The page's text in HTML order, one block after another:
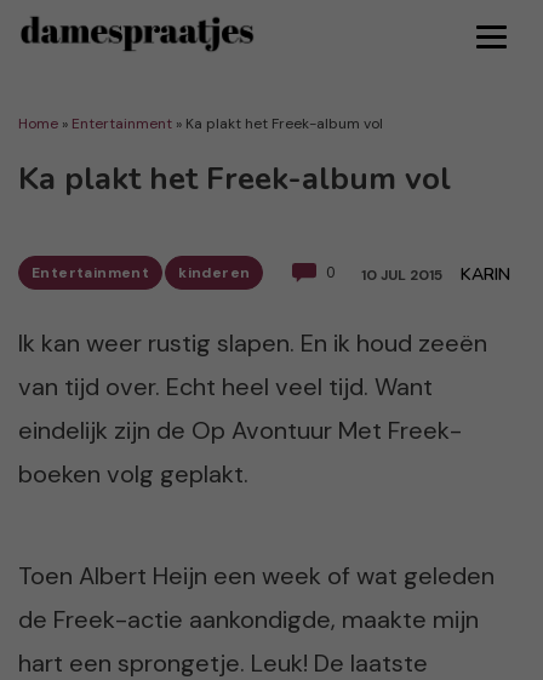
Home » Entertainment » Ka plakt het Freek-album vol
Ka plakt het Freek-album vol
Entertainment kinderen 0 10 JUL 2015 KARIN
Ik kan weer rustig slapen. En ik houd zeeën
van tijd over. Echt heel veel tijd. Want
eindelijk zijn de Op Avontuur Met Freek-
boeken volg geplakt.
Toen Albert Heijn een week of wat geleden
de Freek-actie aankondigde, maakte mijn
hart een sprongetje. Leuk! De laatste